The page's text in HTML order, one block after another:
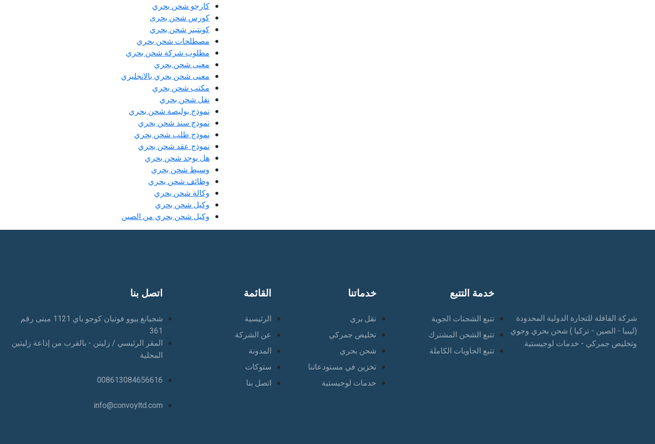
كارجو شحن بحري
كورس شحن بحرى
كونتينر شحن بحري
مصطلحات شحن بحري
مطلوب شركة شحن بحري
معنى شحن بحري
معنى شحن بحري بالانجليزي
مكتب شحن بحري
نقل شحن بحري
نموذج بوليصة شحن بحري
نموذج سند شحن بحري
نموذج طلب شحن بحري
نموذج عقد شحن بحري
هل يوجد شحن بحري
وسيط شحن بحري
وظائف شحن بحري
وكالة شحن بحري
وكيل شحن بحري
وكيل شحن بحري من الصين
شركة القافلة للتجارة الدولية المحدودة
(ليبيا - الصين - تركيا ) شحن بحري وجوي
وتخليص جمركي - خدمات لوجيستية.
خدمة التتبع
تتبع الشحنات الجوية
تتبع الشحن المشترك
تتبع الحاويات الكاملة
خدماتنا
نقل بري
تخليص جمركي
شحن بحري
تخزين في مستودعاتنا
خدمات لوجيستية
القائمة
الرئيسية
عن الشركة
المدونة
ستوكات
اتصل بنا
اتصل بنا
شجيانغ ييوو فوتيان كوجو باي 1121 مبنى رقم
361
المقر الرئيسي / زليتن - بالقرب من إذاعة زليتين
المحلية
008613084656616
info@convoyltd.com